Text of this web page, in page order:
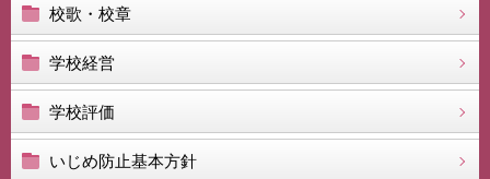
校歌・校章
学校経営
学校評価
いじめ防止基本方針